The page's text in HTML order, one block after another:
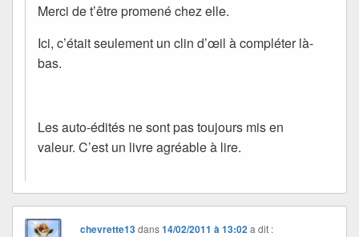
Merci de t’être promené chez elle.
Ici, c’était seulement un clin d’œil à compléter là-
bas.
Les auto-édités ne sont pas toujours mis en
valeur. C’est un livre agréable à lire.
chevrette13dans14/02/2011 à 13:02 a dit :